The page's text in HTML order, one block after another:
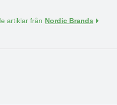
artiklar från Nordic Brands